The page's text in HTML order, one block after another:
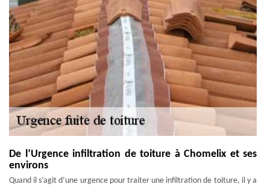
De l’Urgence infiltration de toiture à Chomelix et ses
environs
Quand il s’agit d’une urgence pour traiter une infiltration de toiture, il y a